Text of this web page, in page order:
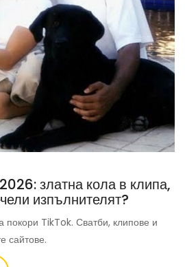
златна кола в клипа,
изпълнителят?
покори TikTok. Сватби, клипове и
сайтове.